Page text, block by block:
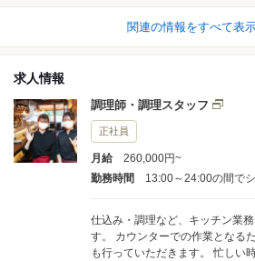
関連の情報をすべて表
求人情報
調理師・調理スタッフ
正社員
月給
260,000円~
勤務時間
13:00～24:00の間で
仕込み・調理など、キッチン業
す。 カウンターでの作業となるため、ちょっとした接客対応
も行っていただきます。 忙しい時でもチームワークを大事に